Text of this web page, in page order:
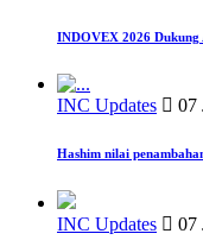
INDOVEX 2026 Dukung
INC Updates 07
Hashim nilai
INC Updates 07